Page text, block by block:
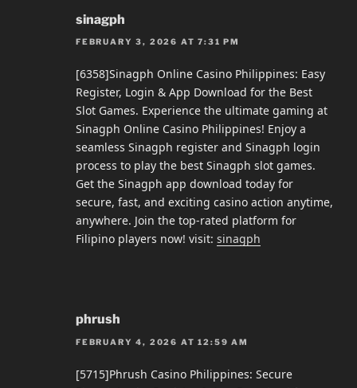
sinagph
FEBRUARY 3, 2026 AT 7:31 PM
[6358]Sinagph Online Casino Philippines: Easy
Register, Login & App Download for the Best
Slot Games. Experience the ultimate gaming at
Sinagph Online Casino Philippines! Enjoy a
seamless Sinagph register and Sinagph login
process to play the best Sinagph slot games.
Get the Sinagph app download today for
secure, fast, and exciting casino action anytime,
anywhere. Join the top-rated platform for
Filipino players now! visit: sinagph
phrush
FEBRUARY 4, 2026 AT 12:59 AM
[5715]Phrush Casino Philippines: Secure